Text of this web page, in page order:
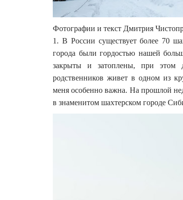
Фотографии и текст Дмитрия
1. В России существует более 70
города были гордостью нашей
закрыты и затоплены, при этом
родственников живет в одном из
меня особенно важна. На прошлой
в знаменитом шахтерском городе